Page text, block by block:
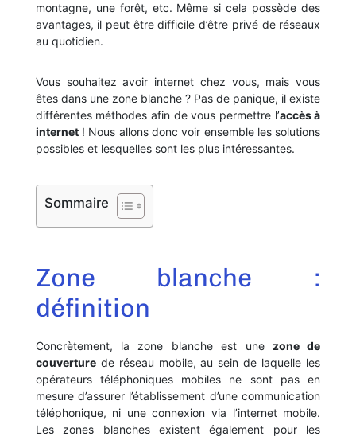
montagne, une forêt, etc. Même si cela possède des
avantages, il peut être difficile d’être privé de réseaux
au quotidien.
Vous souhaitez avoir internet chez vous, mais vous
êtes dans une zone blanche ? Pas de panique, il existe
différentes méthodes afin de vous permettre l’accès à
internet! Nous allons donc voir ensemble les solutions
possibles et lesquelles sont les plus intéressantes.
Sommaire
Zone blanche :
définition
Concrètement, la zone blanche est une zone de
couverturede réseau mobile, au sein de laquelle les
opérateurs téléphoniques mobiles ne sont pas en
mesure d’assurer l’établissement d’une communication
téléphonique, ni une connexion via l’internet mobile.
Les zones blanches existent également pour les